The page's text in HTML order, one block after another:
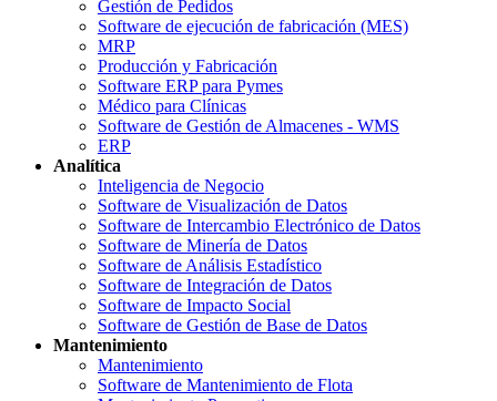
Gestión de Pedidos
Software de ejecución de fabricación (MES)
MRP
Producción y Fabricación
Software ERP para Pymes
Médico para Clínicas
Software de Gestión de Almacenes - WMS
ERP
Analítica
Inteligencia de Negocio
Software de Visualización de Datos
Software de Intercambio Electrónico de Datos
Software de Minería de Datos
Software de Análisis Estadístico
Software de Integración de Datos
Software de Impacto Social
Software de Gestión de Base de Datos
Mantenimiento
Mantenimiento
Software de Mantenimiento de Flota